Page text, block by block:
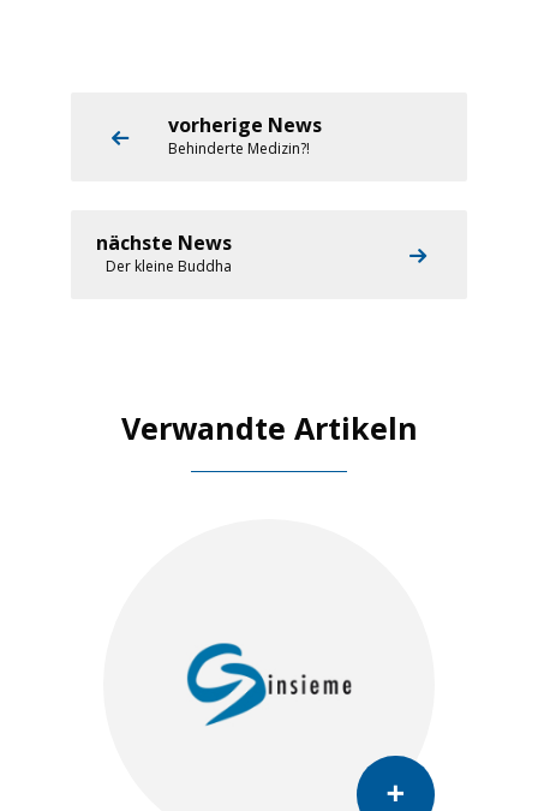
vorherige News
Behinderte Medizin?!
nächste News
Der kleine Buddha
Verwandte Artikeln